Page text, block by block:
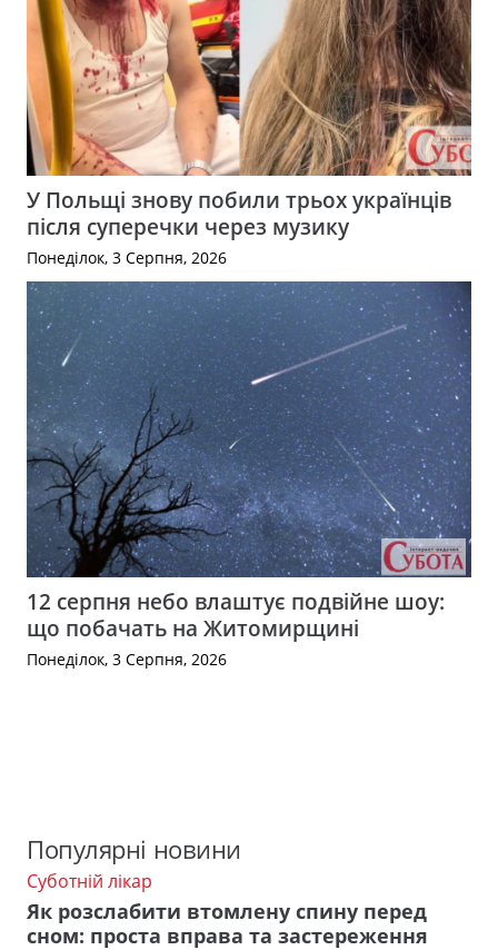
У Польщі знову побили трьох українців
після суперечки через музику
Понеділок, 3 Серпня, 2026
12 серпня небо влаштує подвійне шоу:
що побачать на Житомирщині
Понеділок, 3 Серпня, 2026
Популярні новини
Суботній лікар
Як розслабити втомлену спину перед
сном: проста вправа та застереження